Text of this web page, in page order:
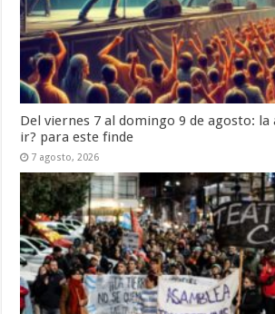
Del viernes 7 al domingo 9 de agosto: la
ir? para este finde
7 agosto, 2026